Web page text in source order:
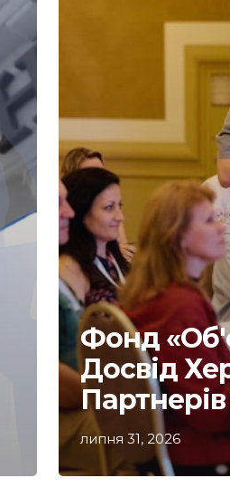
Фонд
Досвід
липня 31, 2026